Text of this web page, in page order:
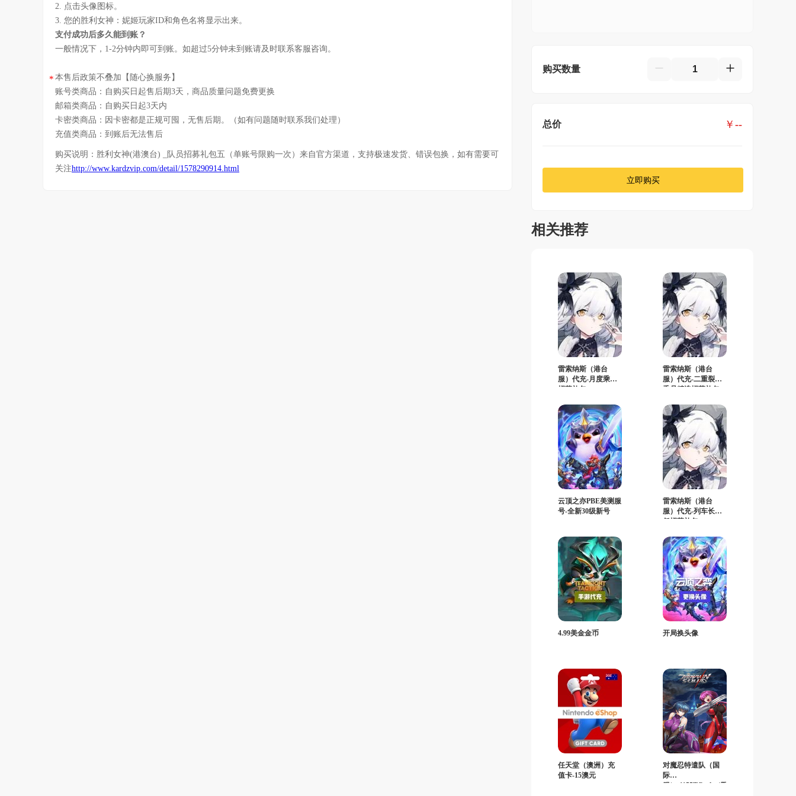
2. 点击头像图标。
3. 您的胜利女神：妮姬玩家ID和角色名将显示出来。
支付成功后多久能到账？
一般情况下，1-2分钟内即可到账。如超过5分钟未到账请及时联系客服咨询。
* 本售后政策不叠加【随心换服务】
账号类商品：自购买日起售后期3天，商品质量问题免费更换
邮箱类商品：自购买日起3天内
卡密类商品：因卡密都是正规可囤，无售后期。（如有问题随时联系我们处理）
充值类商品：到账后无法售后
购买说明： 胜利女神(港澳台) _队员招募礼包五（单账号限购一次） 来自官方渠道，支持极速发货、错误包换，如有需要可
关注http://www.kardzvip.com/detail/1578290914.html
购买数量
总价 ￥ --
立即购买
相关推荐
雷索纳斯（港台
服）代充-月度乘员
招募礼包
雷索纳斯（港台
服）代充-二重裂变
乘员精选招募礼包
云顶之亦PBE美测服
号-全新30级新号
雷索纳斯（港台
服）代充-列车长上
任招募礼包
4.99美金金币 开局换头像
任天堂（澳洲）充
值卡-15澳元
对魔忍特遣队（国
际
服）-1155TCash（限